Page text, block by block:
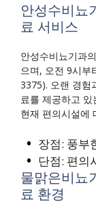
안성수비뇨
료 서비스
안성수비뇨기과
으며, 오전 9시부
3375). 오랜 경험
료를 제공하고
현재 편의시설에
장점: 풍부
단점: 편의
물맑은비뇨
료 환경